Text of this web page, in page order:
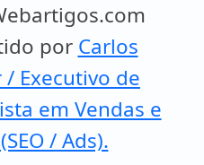
por Carlos
Executivo de
em Vendas e
/ Ads).